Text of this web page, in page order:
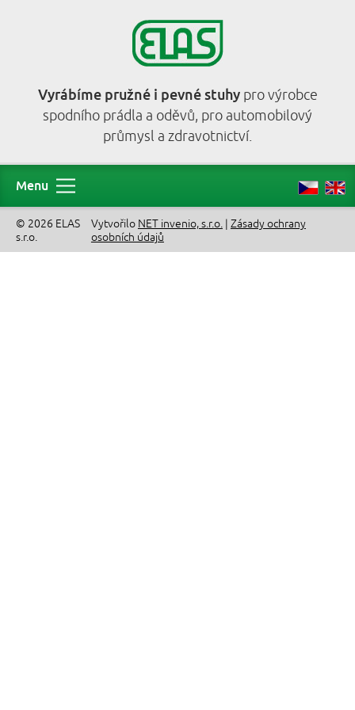
Vyrábíme pružné i pevné stuhypro výrobce
spodního prádla a oděvů, pro automobilový
průmysl a zdravotnictví.
Menu
© 2026 ELAS
s.r.o.
Vytvořilo NET invenio, s.r.o.| Zásady ochrany
osobních údajů